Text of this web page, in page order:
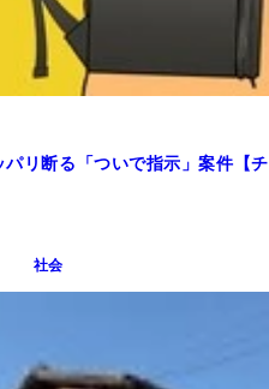
リ断る「ついで指示」案件【チ
社会